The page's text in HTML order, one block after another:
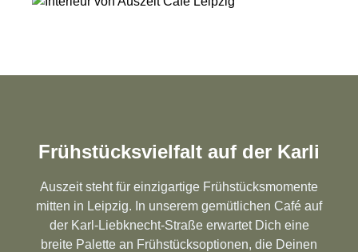
Frühstücksvielfalt auf der Karli
Auszeit steht für einzigartige Frühstücksmomente
mitten in Leipzig. In unserem gemütlichen Café auf
der Karl-Liebknecht-Straßeerwartet Dich eine
breite Palette an Frühstücksoptionen, die Deinen